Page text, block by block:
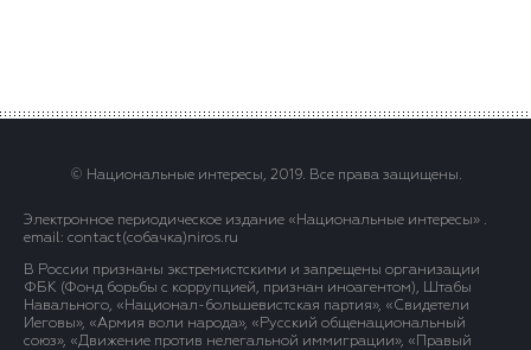
© Национальные интересы, 2019. Все права защищены.
Электронное периодическое издание «Национальные интересы» .
email: contact(сoбaчка)niros.ru
В России признаны экстремистскими и запрещены организации
ФБК (Фонд борьбы с коррупцией, признан иноагентом), Штабы
Навального, «Национал-большевистская партия», «Свидетели
Иеговы», «Армия воли народа», «Русский общенациональный
союз», «Движение против нелегальной иммиграции», «Правый